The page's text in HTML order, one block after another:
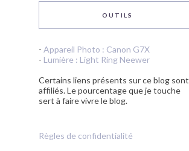
OUTILS
- Appareil Photo : Canon G7X
- Lumière : Light Ring Neewer
Certains liens présents sur ce blog sont
affiliés. Le pourcentage que je touche
sert à faire vivre le blog.
Règles de confidentialité